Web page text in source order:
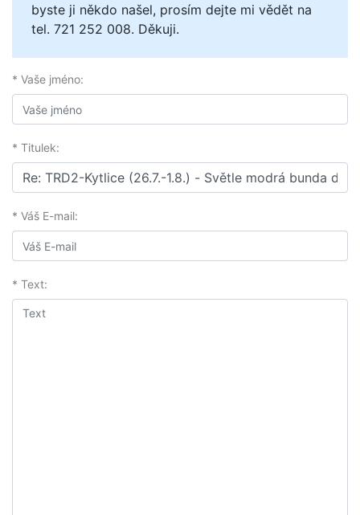
byste ji někdo našel, prosím dejte mi vědět na
tel. 721 252 008. Děkuji.
* Vaše jméno:
* Titulek:
* Váš E-mail:
* Text: